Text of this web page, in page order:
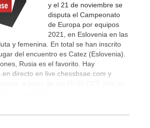
y el 21 de noviembre se
disputa el Campeonato
de Europa por equipos
2021, en Eslovenia en las
y femenina. En total se han inscrito
del encuentro es Catez (Eslovenia).
Rusia es el favorito. Hay
en directo en live.chessbsae.com y